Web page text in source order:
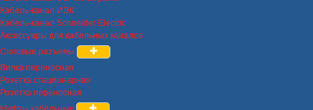
Кабель-канал ИЭК
Кабель-канал Schneider Electric
Аксессуары для кабельных каналов
Силовые разъемы
Вилка переносная
Розетка стационарная
Розетка переносная